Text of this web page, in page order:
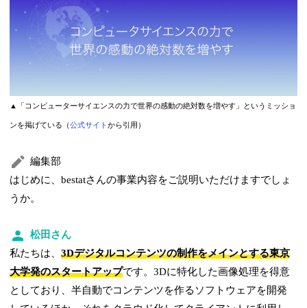
▲「コンピューターサイエンスの力で世界の感動の絶対数を増やす」というミッショ
ンを掲げている（公式サイトから引用）
編集部
はじめに、bestatさんの事業内容をご説明いただけますでしょ
うか。
松田さん
私たちは、3Dデジタルコンテンツの制作をメインとする東京
大学発のスタートアップです。3Dに特化した画像処理を得意
としており、半自動でコンテンツを作るソフトウェアを開発